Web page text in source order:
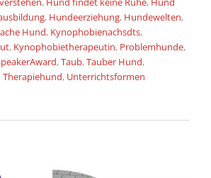
, Hundeerziehung, Hundewelten,
Hund, Kynophobienachsdts,
, Kynophobietherapeutin, Problemhunde,
,Taub,Tauber Hund,
Therapiehund, Unterrichtsformen